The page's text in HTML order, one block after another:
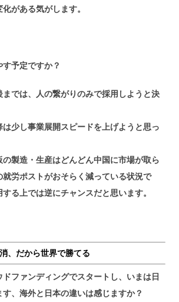
がある気がします。
予定ですか？
までは、人の繋がりのみで採用しようと決
は少し事業展開スピードを上げようと思っ
の製造・生産はどんどん中国に市場が取ら
就労ポストがおそらく減っている状況で
る上では逆にチャンスだと思います。
、だから世界で勝てる
ファンディングでスタートし、いまは日
、海外と日本の違いは感じますか？